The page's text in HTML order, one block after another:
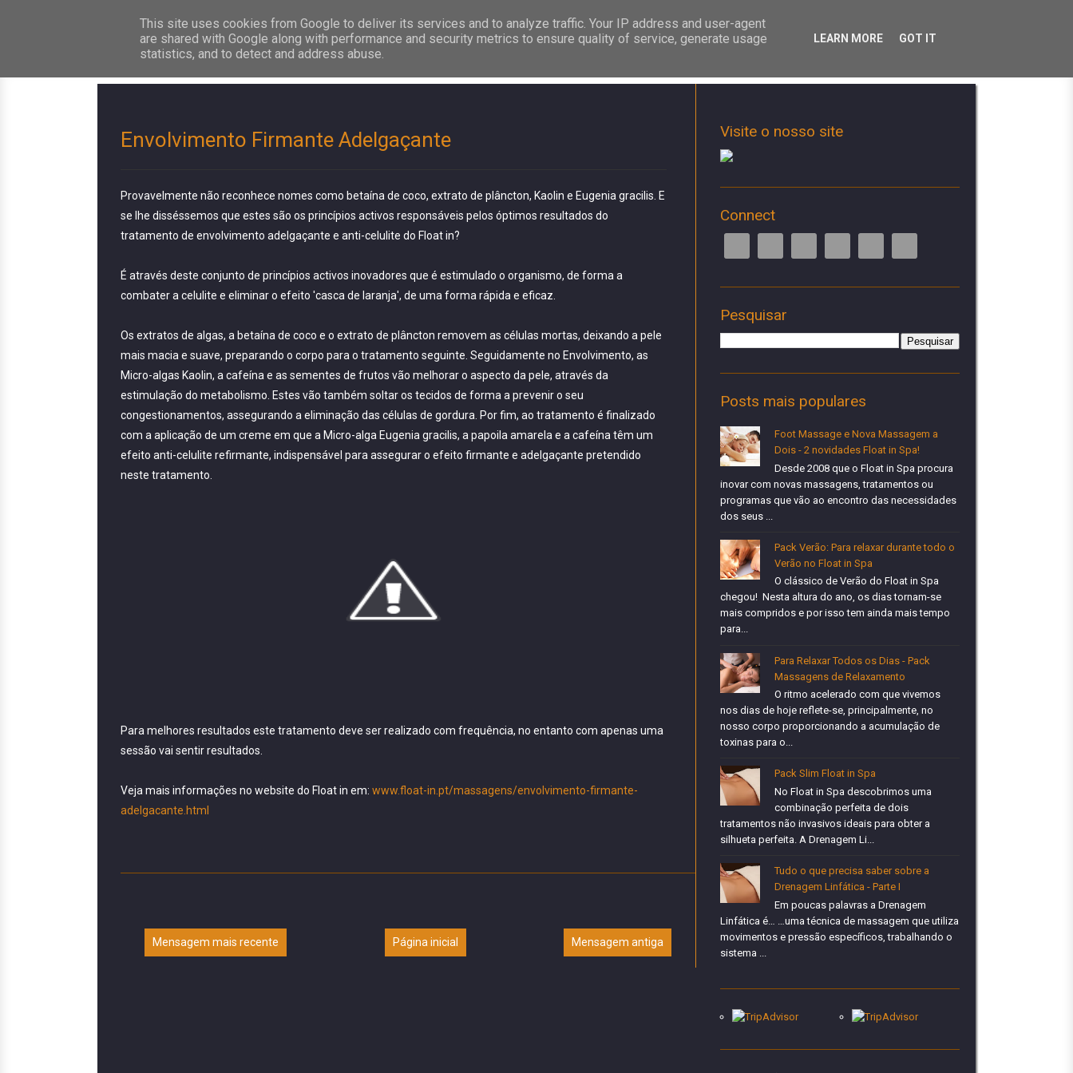
Envolvimento Firmante Adelgaçante
Provavelmente não reconhece nomes como betaína de coco, extrato de plâncton, Kaolin e Eugenia gracilis. E
se lhe disséssemos que estes são os princípios activos responsáveis pelos óptimos resultados do
tratamento de envolvimento adelgaçante e anti-celulite do Float in?
É através deste conjunto de princípios activos inovadores que é estimulado o organismo, de forma a
combater a celulite e eliminar o efeito 'casca de laranja', de uma forma rápida e eficaz.
Os extratos de algas, a betaína de coco e o extrato de plâncton removem as células mortas, deixando a pele
mais macia e suave, preparando o corpo para o tratamento seguinte. Seguidamente no Envolvimento, as
Micro-algas Kaolin, a cafeína e as sementes de frutos vão melhorar o aspecto da pele, através da
estimulação do metabolismo. Estes vão também soltar os tecidos de forma a prevenir o seu
congestionamentos, assegurando a eliminação das células de gordura. Por fim, ao tratamento é finalizado
com a aplicação de um creme em que a Micro-alga Eugenia gracilis, a papoila amarela e a cafeína têm um
efeito anti-celulite refirmante, indispensável para assegurar o efeito firmante e adelgaçante pretendido
neste tratamento.
Para melhores resultados este tratamento deve ser realizado com frequência, no entanto com apenas uma
sessão vai sentir resultados.
Veja mais informações no website do Float in em: www.float-in.pt/massagens/envolvimento-firmante-
adelgacante.html
Mensagem mais recente Mensagem antiga
Página inicial
Visite o nosso site
Connect
Pesquisar
Posts mais populares
Foot Massage e Nova Massagem a
Dois - 2 novidades Float in Spa!
Desde 2008 que o Float in Spa procura
inovar com novas massagens, tratamentos ou
programas que vão ao encontro das necessidades
dos seus ...
Pack Verão: Para relaxar durante todo o
Verão no Float in Spa
O clássico de Verão do Float in Spa
chegou! Nesta altura do ano, os dias tornam-se
mais compridos e por isso tem ainda mais tempo
para...
Para Relaxar Todos os Dias - Pack
Massagens de Relaxamento
O ritmo acelerado com que vivemos
nos dias de hoje reflete-se, principalmente, no
nosso corpo proporcionando a acumulação de
toxinas para o...
Pack Slim Float in Spa
No Float in Spa descobrimos uma
combinação perfeita de dois
tratamentos não invasivos ideais para obter a
silhueta perfeita. A Drenagem Li...
Tudo o que precisa saber sobre a
Drenagem Linfática - Parte I
Em poucas palavras a Drenagem
Linfática é… …uma técnica de massagem que utiliza
movimentos e pressão específicos, trabalhando o
sistema ...
This site uses cookies from Google to deliver its services and to analyze traffic. Your IP address and user-agent
are shared with Google along with performance and security metrics to ensure quality of service, generate usage
statistics, and to detect and address abuse.
LEARN MORE GOT IT